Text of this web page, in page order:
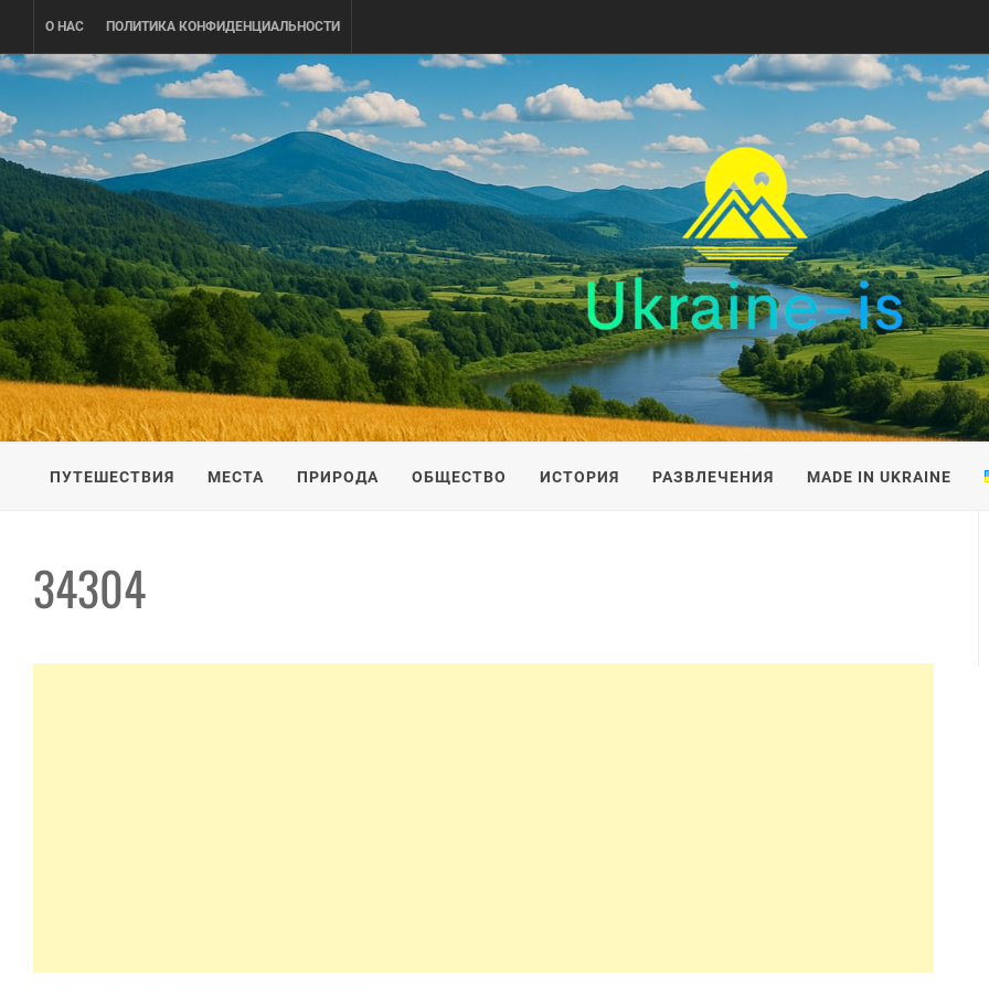
content
О НАС ПОЛИТИКА КОНФИДЕНЦИАЛЬНОСТИ
UKRAINE-IS
ПУТЕШЕСТВИЕ ПО УКРАИНЕ
ПУТЕШЕСТВИЯ МЕСТА ПРИРОДА ОБЩЕСТВО ИСТОРИЯ РАЗВЛЕЧЕНИЯ MADE IN UKRAINE
34304